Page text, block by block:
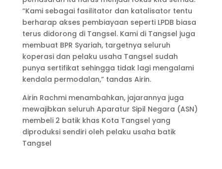
“Kami sebagai fasilitator dan katalisator tentu
berharap akses pembiayaan seperti LPDB biasa
terus didorong di Tangsel. Kami di Tangsel juga
membuat BPR Syariah, targetnya seluruh
koperasi dan pelaku usaha Tangsel sudah
punya sertifikat sehingga tidak lagi mengalami
kendala permodalan,” tandas Airin.
Airin Rachmi menambahkan, jajarannya juga
mewajibkan seluruh Aparatur Sipil Negara (ASN)
membeli 2 batik khas Kota Tangsel yang
diproduksi sendiri oleh pelaku usaha batik
Tangsel